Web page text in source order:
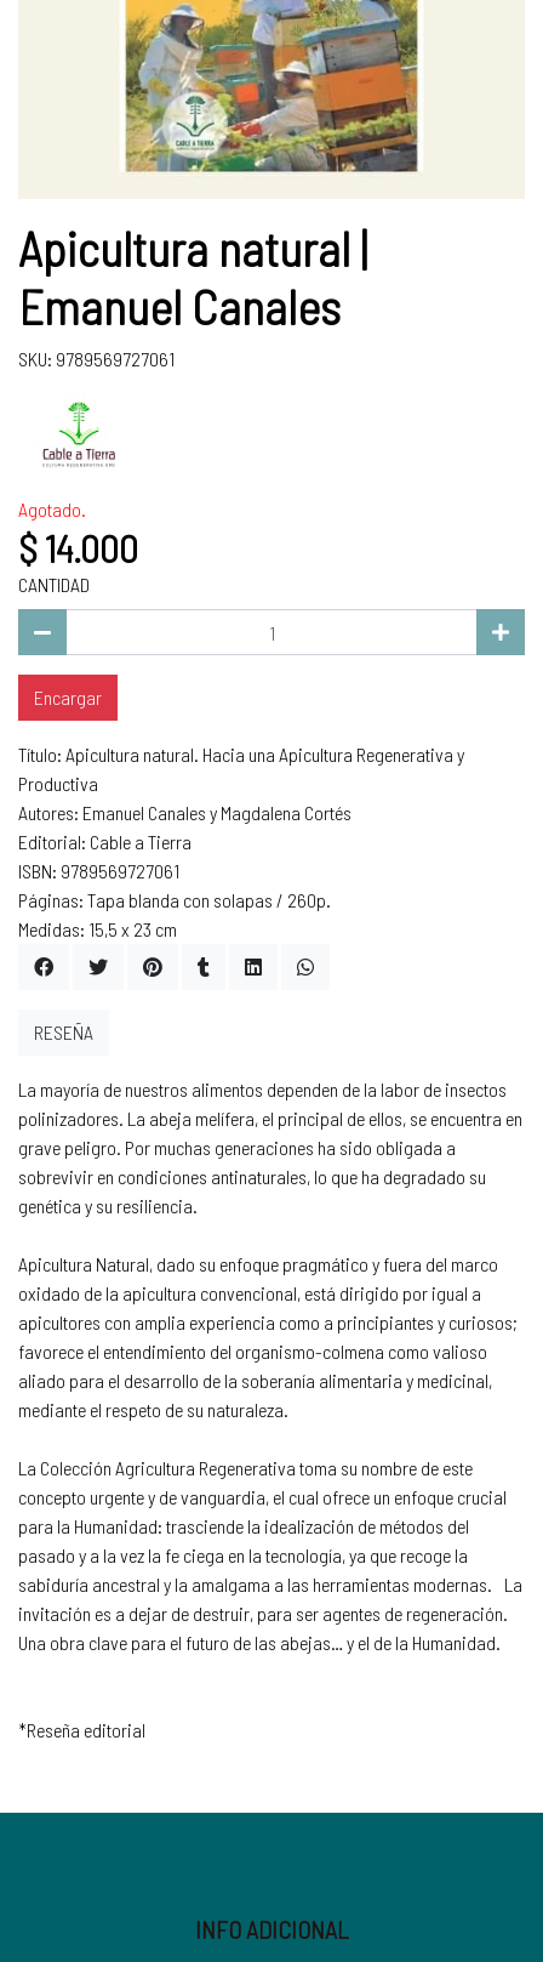
Apicultura natural |
Emanuel Canales
SKU: 9789569727061
Agotado.
$ 14.000
CANTIDAD
Encargar
Título: Apicultura natural. Hacia una Apicultura Regenerativa y
Productiva
Autores: Emanuel Canales y Magdalena Cortés
Editorial: Cable a Tierra
ISBN: 9789569727061
Páginas: Tapa blanda con solapas / 260p.
Medidas: 15,5 x 23 cm
La mayoría de nuestros alimentos dependen de la labor de insectos
polinizadores. La abeja melífera, el principal de ellos, se encuentra en
grave peligro. Por muchas generaciones ha sido obligada a
sobrevivir en condiciones antinaturales, lo que ha degradado su
genética y su resiliencia.
Apicultura Natural, dado su enfoque pragmático y fuera del marco
oxidado de la apicultura convencional, está dirigido por igual a
apicultores con amplia experiencia como a principiantes y curiosos;
favorece el entendimiento del organismo-colmena como valioso
aliado para el desarrollo de la soberanía alimentaria y medicinal,
mediante el respeto de su naturaleza.
La Colección Agricultura Regenerativa toma su nombre de este
concepto urgente y de vanguardia, el cual ofrece un enfoque crucial
para la Humanidad: trasciende la idealización de métodos del
pasado y a la vez la fe ciega en la tecnología, ya que recoge la
sabiduría ancestral y la amalgama a las herramientas modernas. La
invitación es a dejar de destruir, para ser agentes de regeneración.
Una obra clave para el futuro de las abejas… y el de la Humanidad.
*Reseña editorial
RESEÑA
INFO ADICIONAL